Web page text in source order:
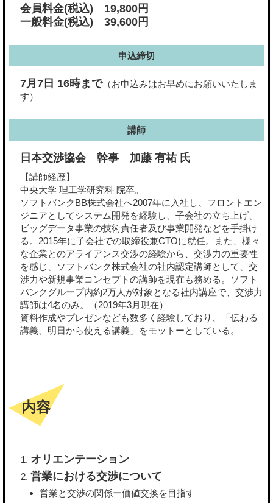
会員料金(税込) 19,800円
一般料金(税込) 39,600円
申込締切
7月7日 16時まで（お申込みはお早めにお願いいたしま
す）
講師
日本交渉協会 幹事 加藤 有祐 氏
【講師経歴】
中央大学 理工学研究科 院卒。
ソフトバンクBB株式会社へ2007年に入社し、フロントエン
ジニアとしてシステム開発を経験し、子会社の立ち上げ、
ビッグデータ事業の技術責任者及び事業開発などを手掛け
る。2015年に子会社での取締役兼CTOに就任。また、様々
な企業とのアライアンス交渉の経験から、交渉力の重要性
を感じ、ソフトバンク株式会社の社内認定講師として、交
渉力や新規事業コンセプトの講師を現在も務める。ソフト
バンクグループ内約2万人が対象となる社内講座で、交渉力
講師は4名のみ。（2019年3月現在）
資料作成やプレゼンなども数多く経験しており、「伝わる
講義、明日から使える講義」をモットーとしている。
内容
オリエンテーション
営業における交渉について
営業と交渉の関係ー価値交換を目指す